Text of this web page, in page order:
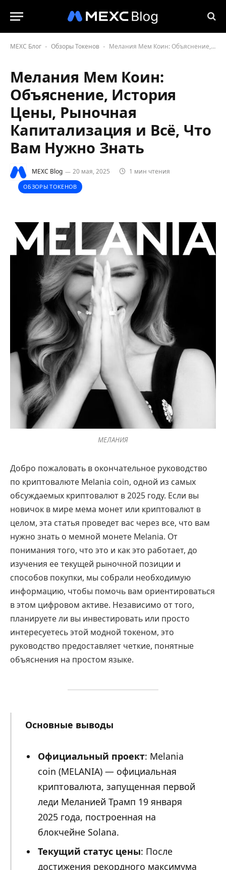
MEXC Блог - Обзоры Токенов - Мелания Мем Коин: Объяснение, История Цены, Рыночная Капитализация и Всё, Что Вам Нужно Знать
Мелания Мем Коин:
Объяснение, История
Цены, Рыночная
Капитализация и Всё, Что
Вам Нужно Знать
MEXC Blog 20 мая, 2025 1 мин чтения
ОБЗОРЫ ТОКЕНОВ
МЕЛАНИЯ
Добро пожаловать в окончательное руководство
по криптовалюте Melania coin, одной из самых
обсуждаемых криптовалют в 2025 году. Если вы
новичок в мире мема монет или криптовалют в
целом, эта статья проведет вас через все, что вам
нужно знать о мемной монете Melania. От
понимания того, что это и как это работает, до
изучения ее текущей рыночной позиции и
способов покупки, мы собрали необходимую
информацию, чтобы помочь вам ориентироваться
в этом цифровом активе. Независимо от того,
планируете ли вы инвестировать или просто
интересуетесь этой модной токеном, это
руководство предоставляет четкие, понятные
объяснения на простом языке.
Основные выводы
Официальный проект: Melania
coin (MELANIA) — официальная
криптовалюта, запущенная первой
леди Меланией Трамп 19 января
2025 года, построенная на
блокчейне Solana.
Текущий статус цены: После
достижения рекордного максимума